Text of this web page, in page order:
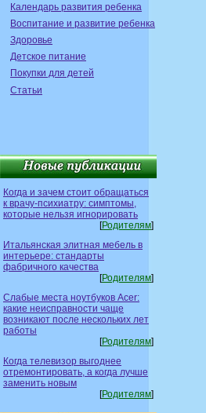
Календарь развития ребенка
Воспитание и развитие ребенка
Здоровье
Детское питание
Покупки для детей
Статьи
Когда и зачем стоит обращаться
к врачу-психиатру: симптомы,
которые нельзя игнорировать
[Родителям]
Итальянская элитная мебель в
интерьере: стандарты
фабричного качества
[Родителям]
Слабые места ноутбуков Acer:
какие неисправности чаще
возникают после нескольких лет
работы
[Родителям]
Когда телевизор выгоднее
отремонтировать, а когда лучше
заменить новым
[Родителям]